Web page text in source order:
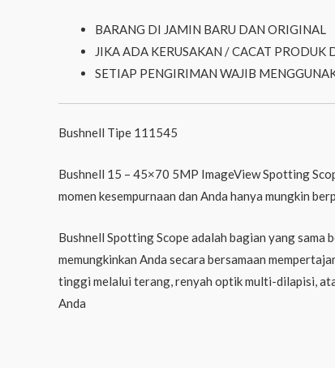
BARANG DI JAMIN BARU DAN ORIGINAL
JIKA ADA KERUSAKAN / CACAT
SETIAP PENGIRIMAN WAJIB
Bushnell Tipe 111545
Bushnell 15 – 45×70 5MP ImageView Spotting
momen kesempurnaan dan Anda hanya mungkin
Bushnell Spotting Scope adalah bagian yang
memungkinkan Anda secara bersamaan
tinggi melalui terang, renyah optik multi-dilapisi,
Anda